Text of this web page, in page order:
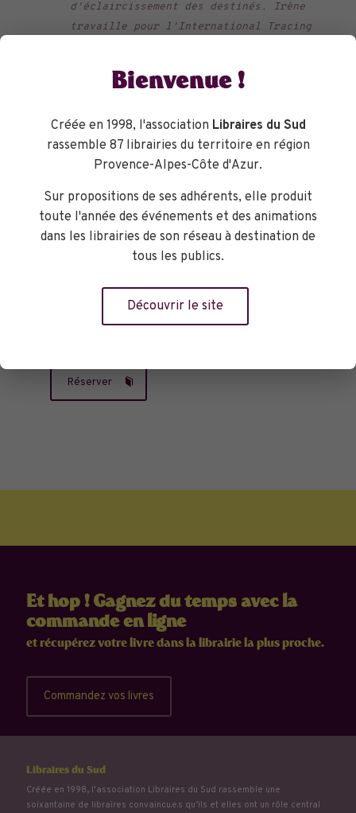
d'éclaircissement des destinés. Irène
travaille pour l'International Tracing
des objets retrouvés à la fin de la
une peluche, un mouchoir brodé sont
autant de traces, de signes des
disparus, un lien à renouer avec les
s'appuie sans aucun doute sur une
enquêtes qui parfois peuvent ne pas
aboutir...
Librairie L'Attrape Mots
Réserver
Et hop ! Gagnez du temps avec la
commande en ligne
et récupérez votre livre dans la librairie la plus proche.
Commandez vos livres
Libraires du Sud
Créée en 1998, l'association Libraires du Sud rassemble une
soixantaine de libraires convaincu.e.s qu’ils et elles ont un rôle central
Bienvenue !
Créée en 1998, l'association Libraires du Sud
rassemble 87 librairies du territoire en région
Provence-Alpes-Côte d'Azur.
Sur propositions de ses adhérents, elle produit
toute l'année des événements et des animations
dans les librairies de son réseau à destination de
tous les publics.
Découvrir le site